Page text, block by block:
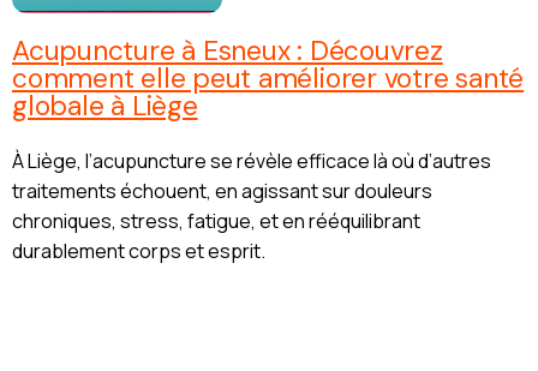
Acupuncture à Esneux : Découvrez
comment elle peut améliorer votre santé
globale à Liège
À Liège, l’acupuncture se révèle efficace là où d’autres
traitements échouent, en agissant sur douleurs
chroniques, stress, fatigue, et en rééquilibrant
durablement corps et esprit.